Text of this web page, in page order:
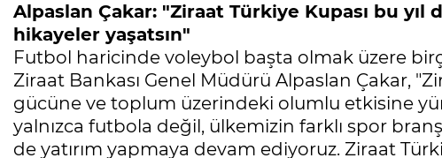
Alpaslan Çakar: "Ziraat Türkiye Kupası bu
hikayeler yaşatsın"
Futbol haricinde voleybol başta olmak üzere
Ziraat Bankası Genel Müdürü Alpaslan Çakar,
gücüne ve toplum üzerindeki olumlu etkisine
yalnızca futbola değil, ülkemizin farklı spor
de yatırım yapmaya devam ediyoruz. Ziraat